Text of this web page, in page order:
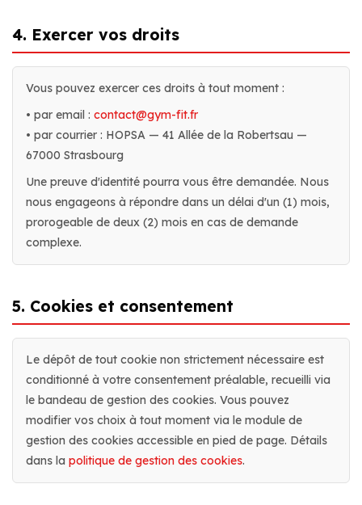
4. Exercer vos droits
Vous pouvez exercer ces droits à tout moment :
• par email : contact@gym-fit.fr
• par courrier : HOPSA — 41 Allée de la Robertsau —
67000 Strasbourg
Une preuve d'identité pourra vous être demandée. Nous
nous engageons à répondre dans un délai d'un (1) mois,
prorogeable de deux (2) mois en cas de demande
complexe.
5. Cookies et consentement
Le dépôt de tout cookie non strictement nécessaire est
conditionné à votre consentement préalable, recueilli via
le bandeau de gestion des cookies. Vous pouvez
modifier vos choix à tout moment via le module de
gestion des cookies accessible en pied de page. Détails
dans la politique de gestion des cookies.